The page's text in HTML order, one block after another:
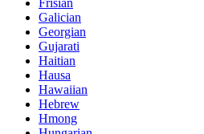
Galician
Georgian
Gujarati
Haitian
Hausa
Hawaiian
Hebrew
Hmong